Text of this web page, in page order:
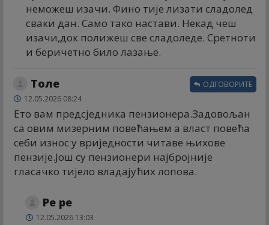
неможеш изачи. Фино тије лизати сладолед
сваки дан. Само тако настави. Некад чеш
изачи,док полижеш све сладоледе. Сретноти
и беричетно било лазање.
Толе
12.05.2026 08:24
Ето вам предсједника пензионера.Задовољан
са овим мизерним повећањем а власт повећа
себи износ у вриједности читаве њихове
пензије.Још су пензионери најбројније
гласачко тијело владајућих лопова.
ОДГОВОРИТЕ
Ре ре
12.05.2026 13:03